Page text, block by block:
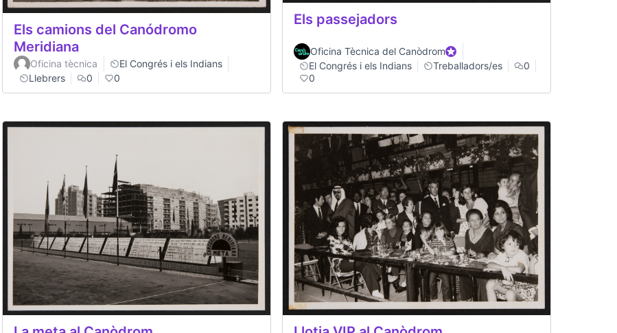
Els camions del Canódromo
Meridiana
Oficina tècnica
El Congrés i els Indians
Llebrers
0 0
Els passejadors
Oficina Tècnica del CanòdromParticipant oficial
El Congrés i els Indians
Treballadors/es
0
0